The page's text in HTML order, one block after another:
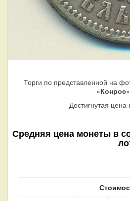
Торги по представленной на
«Конрос
Достигнутая цена
Средняя цена монеты в